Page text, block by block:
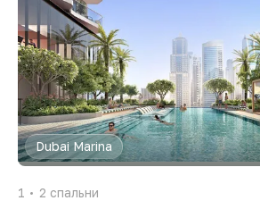
Dubai Marina
1 2 спальни